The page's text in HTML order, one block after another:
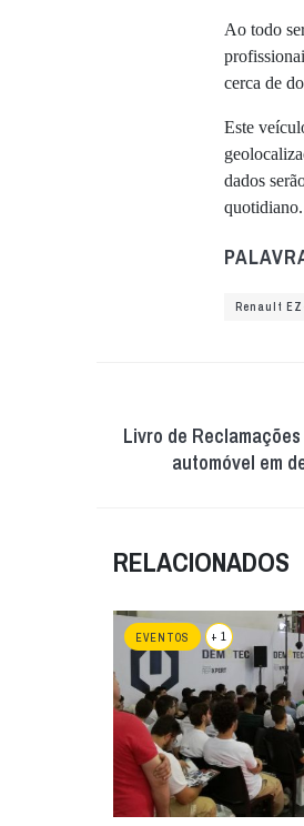
Ao todo
cerca de
Este
dados
quotidiano.
Renault
Livro de
automóvel em
RELACIONADOS
EVENTOS + 1